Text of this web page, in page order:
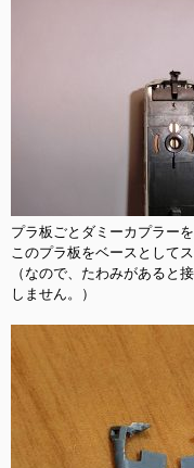
プラ板ごとダミーカプラー
このプラ板をベースとして
（なので、たわみがあると
しません。）